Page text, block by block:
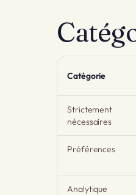
Catégorie
Strictement
nécessaires
Préférences
Analytique